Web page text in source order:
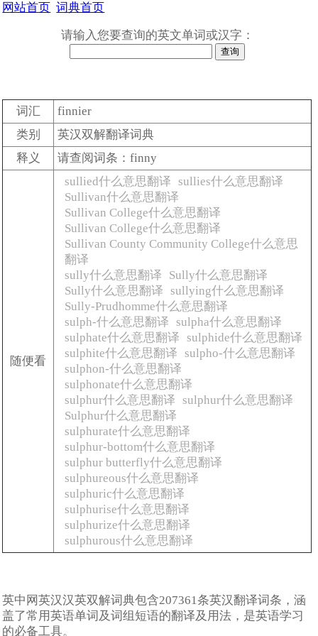
网站首页 词典首页
请输入您要查询的英文单词或汉字：
词汇
finnier
类别
英汉双解翻译词典
释义
请查阅词条：finny
随便看
sullied什么意思翻译 sullies什么意思翻译
Sullivan什么意思翻译
Sullivan College什么意思翻译
Sullivan College什么意思翻译
Sullivan County Community College什么意思
翻译
sully什么意思翻译
Sully什么意思翻译
Sully什么意思翻译 sullying什么意思翻译
Sully-Prudhomme什么意思翻译
sulph-什么意思翻译 sulpha什么意思翻译
sulphate什么意思翻译 sulphide什么意思翻译
sulphite什么意思翻译 sulpho-什么意思翻译
sulphon-什么意思翻译
sulphonate什么意思翻译
sulphur什么意思翻译 sulphur什么意思翻译
Sulphur什么意思翻译
sulphurate什么意思翻译
sulphur-bottom什么意思翻译
sulphur butterfly什么意思翻译
sulphureous什么意思翻译
sulphuric什么意思翻译
sulphurise什么意思翻译
sulphurize什么意思翻译
sulphurous什么意思翻译
英中网英汉汉英双解词典包含207361条英汉翻译词条，涵
盖了常用英语单词及词组短语的翻译及用法，是英语学习
的必备工具。